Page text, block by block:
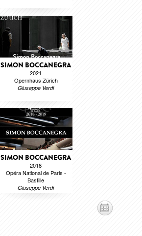
SIMON BOCCANEGRA
2021
Opernhaus Zürich
Giuseppe Verdi
SIMON BOCCANEGRA
2018
Opéra National de Paris -
Bastille
Giuseppe Verdi